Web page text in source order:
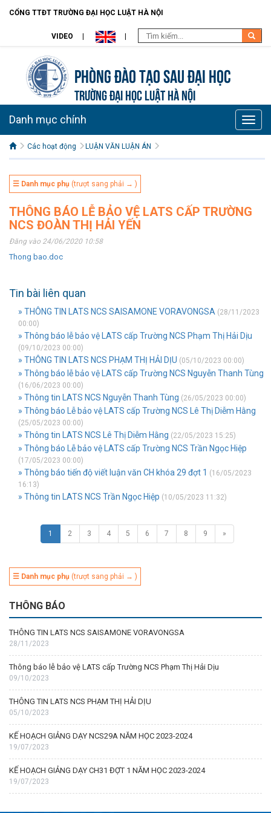
CỔNG TTĐT TRƯỜNG ĐẠI HỌC LUẬT HÀ NỘI
VIDEO
Phòng Đào tạo Sau đại học
TRƯỜNG ĐẠI HỌC LUẬT HÀ NỘI
Toggle
Danh mục chính
Các hoạt động LUẬN VĂN LUẬN ÁN
☰ Danh mục phụ (trượt sang phải → )
THÔNG BÁO LỄ BẢO VỆ LATS CẤP TRƯỜNG
NCS ĐOÀN THỊ HẢI YẾN
Đăng vào 24/06/2020 10:58
Thong bao.doc
Tin bài liên quan
» THÔNG TIN LATS NCS SAISAMONE VORAVONGSA (28/11/2023
00:00)
» Thông báo lễ bảo vệ LATS cấp Trường NCS Phạm Thị Hải Dịu
(09/10/2023 00:00)
» THÔNG TIN LATS NCS PHẠM THỊ HẢI DỊU (05/10/2023 00:00)
» Thông báo lễ bảo vệ LATS cấp Trường NCS Nguyễn Thanh Tùng
(16/06/2023 00:00)
» Thông tin LATS NCS Nguyễn Thanh Tùng (26/05/2023 00:00)
» Thông báo Lễ bảo vệ LATS cấp Trường NCS Lê Thị Diễm Hằng
(25/05/2023 00:00)
» Thông tin LATS NCS Lê Thị Diễm Hằng (22/05/2023 15:25)
» Thông báo Lễ bảo vệ LATS cấp Trường NCS Trần Ngọc Hiệp
(17/05/2023 00:00)
» Thông báo tiến độ viết luận văn CH khóa 29 đợt 1 (16/05/2023
16:13)
» Thông tin LATS NCS Trần Ngọc Hiệp (10/05/2023 11:32)
1 2 3 4 5 6 7 8 9 »
☰ Danh mục phụ (trượt sang phải → )
THÔNG BÁO
THÔNG TIN LATS NCS SAISAMONE VORAVONGSA
28/11/2023
Thông báo lễ bảo vệ LATS cấp Trường NCS Phạm Thị Hải Dịu
09/10/2023
THÔNG TIN LATS NCS PHẠM THỊ HẢI DỊU
05/10/2023
KẾ HOẠCH GIẢNG DẠY NCS29A NĂM HỌC 2023-2024
19/07/2023
KẾ HOẠCH GIẢNG DẠY CH31 ĐỢT 1 NĂM HỌC 2023-2024
19/07/2023